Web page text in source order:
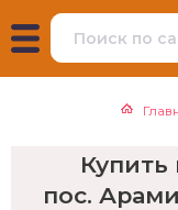
Купить
пос.